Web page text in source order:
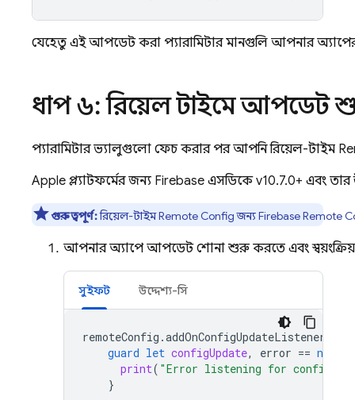
যেহেতু এই আপডেট করা প্যারামিটার মানগুলি আপনার
ধাপ ৬: রিয়েল টাইমে আপডেট
প্যারামিটার ভ্যালুগুলো ফেচ করার পর, আপনি রিয়েল-টাইম
Apple প্ল্যাটফর্মের জন্য Firebase এসডিকে v10.7.0+ এবং তার
গুরুত্বপূর্ণ:রিয়েল-টাইমRemote Configজন্যFirebase Remote
আপনার অ্যাপে, আপডেট শোনা শুরু করতে এবং
সুইফট উদ্দেশ্য-সি
remoteConfig .addOnConfigUpdateListener
guard let configUpdate, error == nil
print( "Error listening for config
}